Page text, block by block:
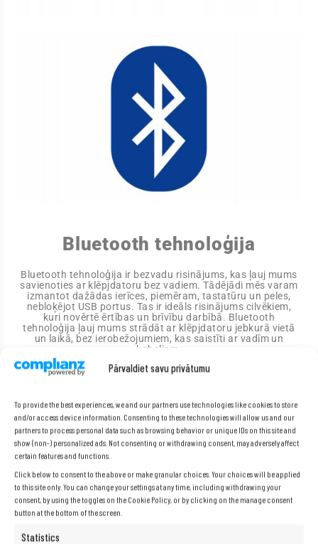
Pārvaldiet savu privātumu
To provide the best experiences, we and our partners use technologies like cookies to store
and/or access device information. Consenting to these technologies will allow us and our
partners to process personal data such as browsing behavior or unique IDs on this site and
show (non-) personalized ads. Not consenting or withdrawing consent, may adversely affect
certain features and functions.
Click below to consent to the above or make granular choices. Your choices will be applied
to this site only. You can change your settings at any time, including withdrawing your
consent, by using the toggles on the Cookie Policy, or by clicking on the manage consent
button at the bottom of the screen.
Statistics
Bluetooth tehnoloģija
Bluetooth tehnoloģija ir bezvadu risinājums, kas ļauj mums
savienoties ar klēpjdatoru bez vadiem. Tādējādi mēs varam
izmantot dažādas ierīces, piemēram, tastatūru un peles,
nebloķējot USB portus. Tas ir ideāls risinājums cilvēkiem,
kuri novērtē ērtības un brīvību darbībā. Bluetooth
tehnoloģija ļauj mums strādāt ar klēpjdatoru jebkurā vietā
un laikā, bez ierobežojumiem, kas saistīti ar vadīm un
kabeļiem.
Specifikācija
Modelis:
Elitebook 840 G3
Procesors:Intel® Core™ i5-6300U (3 M kešatmiņa, līdz
3,00 GHz)